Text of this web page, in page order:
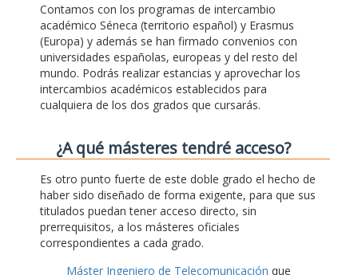
Contamos con los programas de intercambio
académico Séneca (territorio español) y Erasmus
(Europa) y además se han firmado convenios con
universidades españolas, europeas y del resto del
mundo. Podrás realizar estancias y aprovechar los
intercambios académicos establecidos para
cualquiera de los dos grados que cursarás.
¿A qué másteres tendré acceso?
Es otro punto fuerte de este doble grado el hecho de
haber sido diseñado de forma exigente, para que sus
titulados puedan tener acceso directo, sin
prerrequisitos, a los másteres oficiales
correspondientes a cada grado.
Máster Ingeniero de Telecomunicación que